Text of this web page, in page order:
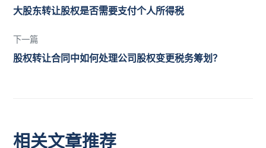
大股东转让股权是否需要支付个人所得税
下一篇
股权转让合同中如何处理公司股权变更税务筹划？
相关文章推荐